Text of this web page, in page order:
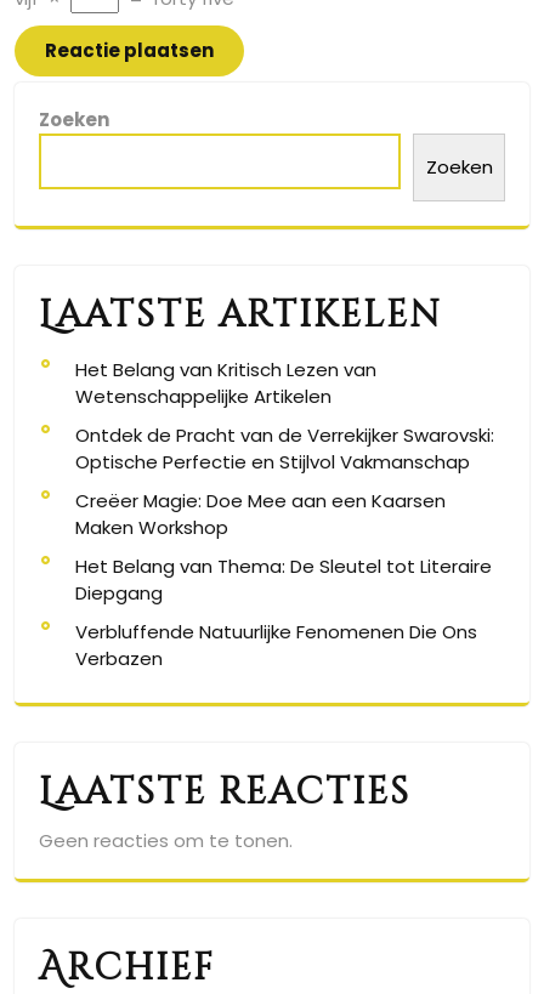
Zoeken
Zoeken
Laatste artikelen
Het Belang van Kritisch Lezen van
Wetenschappelijke Artikelen
Ontdek de Pracht van de Verrekijker Swarovski:
Optische Perfectie en Stijlvol Vakmanschap
Creëer Magie: Doe Mee aan een Kaarsen
Maken Workshop
Het Belang van Thema: De Sleutel tot Literaire
Diepgang
Verbluffende Natuurlijke Fenomenen Die Ons
Verbazen
Laatste reacties
Geen reacties om te tonen.
Archief